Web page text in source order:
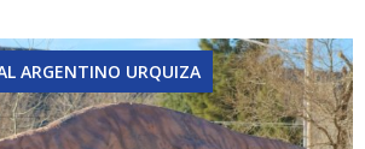
ARGENTINO URQUIZA